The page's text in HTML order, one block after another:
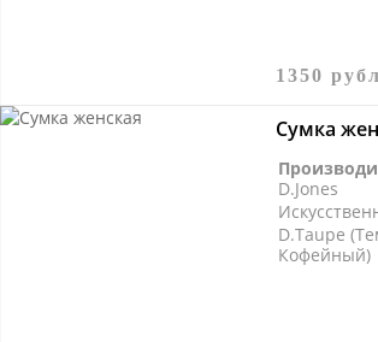
1350
Сумка
D.Jones
D.Taupe
Кофейный)